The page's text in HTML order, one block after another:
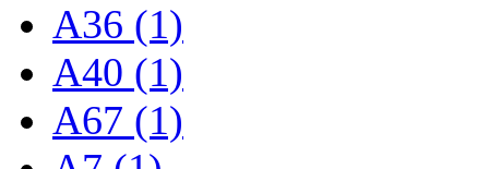
A36 (1)
A40 (1)
A67 (1)